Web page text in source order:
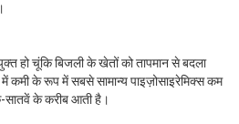
हो चूंकि बिजली के खेतों को तापमान से बदला
कमी के रूप में सबसे सामान्य पाइज़ोसाइरेमिक्स कम
सातवें के करीब आती है।